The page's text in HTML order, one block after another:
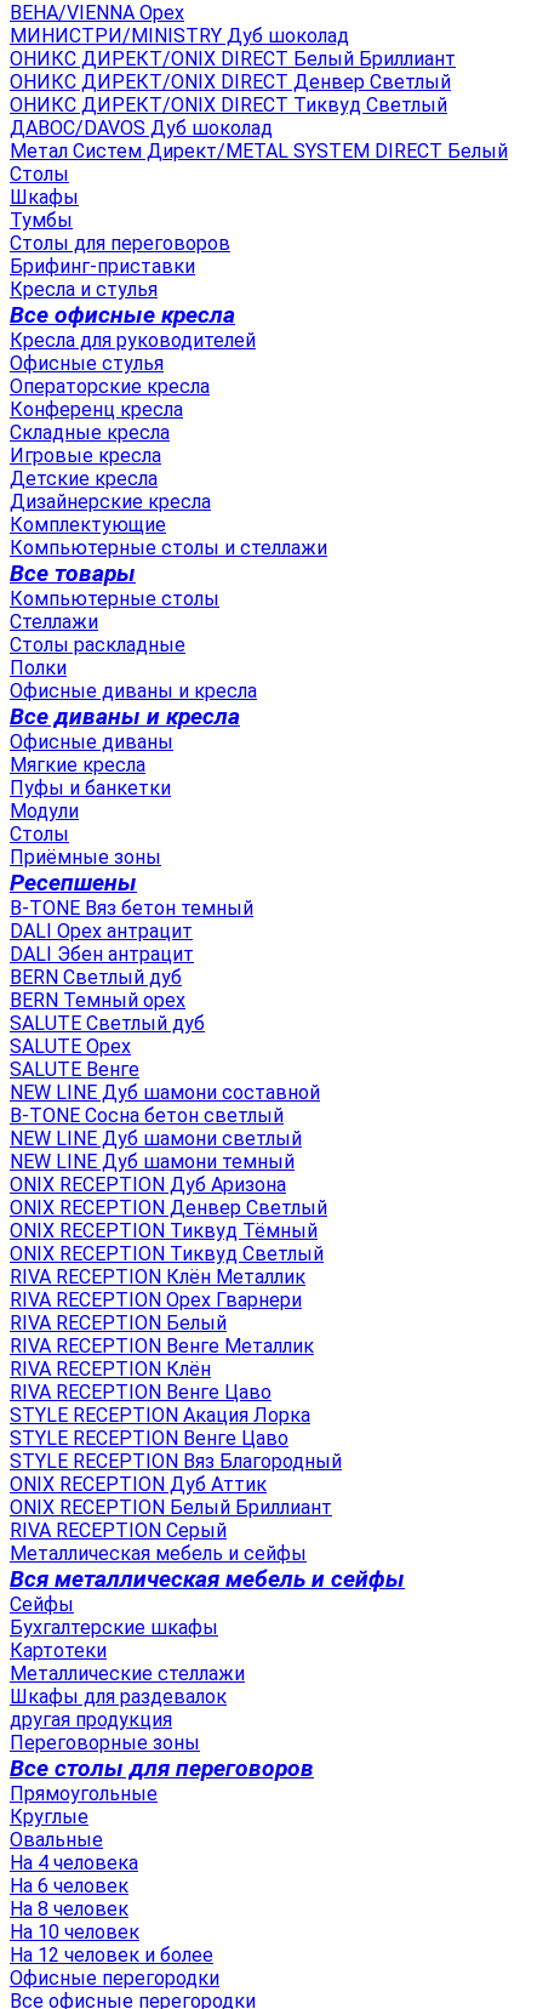
ВЕНА/VIENNA Орех
МИНИСТРИ/MINISTRY Дуб шоколад
ОНИКС ДИРЕКТ/ONIX DIRECT Белый Бриллиант
ОНИКС ДИРЕКТ/ONIX DIRECT Денвер Светлый
ОНИКС ДИРЕКТ/ONIX DIRECT Тиквуд Светлый
ДАВОС/DAVOS Дуб шоколад
Метал Систем Директ/METAL SYSTEM DIRECT Белый
Столы
Шкафы
Тумбы
Столы для переговоров
Брифинг-приставки
Кресла и стулья
Все офисные кресла
Кресла для руководителей
Офисные стулья
Операторские кресла
Конференц кресла
Складные кресла
Игровые кресла
Детские кресла
Дизайнерские кресла
Комплектующие
Компьютерные столы и стеллажи
Все товары
Компьютерные столы
Стеллажи
Столы раскладные
Полки
Офисные диваны и кресла
Все диваны и кресла
Офисные диваны
Мягкие кресла
Пуфы и банкетки
Модули
Столы
Приёмные зоны
Ресепшены
B-TONE Вяз бетон темный
DALI Орех антрацит
DALI Эбен антрацит
BERN Светлый дуб
BERN Темный орех
SALUTE Светлый дуб
SALUTE Орех
SALUTE Венге
NEW LINE Дуб шамони составной
B-TONE Сосна бетон светлый
NEW LINE Дуб шамони светлый
NEW LINE Дуб шамони темный
ONIX RECEPTION Дуб Аризона
ONIX RECEPTION Денвер Светлый
ONIX RECEPTION Тиквуд Тёмный
ONIX RECEPTION Тиквуд Светлый
RIVA RECEPTION Клён Металлик
RIVA RECEPTION Орех Гварнери
RIVA RECEPTION Белый
RIVA RECEPTION Венге Металлик
RIVA RECEPTION Клён
RIVA RECEPTION Венге Цаво
STYLE RECEPTION Акация Лорка
STYLE RECEPTION Венге Цаво
STYLE RECEPTION Вяз Благородный
ONIX RECEPTION Дуб Аттик
ONIX RECEPTION Белый Бриллиант
RIVA RECEPTION Серый
Металлическая мебель и сейфы
Вся металлическая мебель и сейфы
Сейфы
Бухгалтерские шкафы
Картотеки
Металлические стеллажи
Шкафы для раздевалок
другая продукция
Переговорные зоны
Все столы для переговоров
Прямоугольные
Круглые
Овальные
На 4 человека
На 6 человек
На 8 человек
На 10 человек
На 12 человек и более
Офисные перегородки
Все офисные перегородки